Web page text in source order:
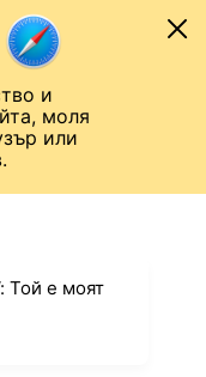
и
моля
или
Той е моят